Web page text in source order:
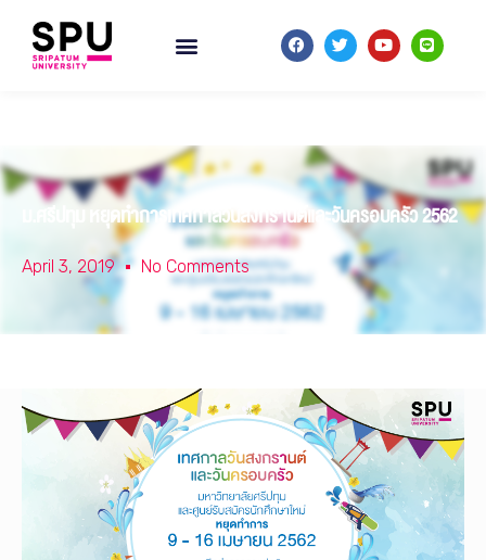
ม.ศรีปทุม หยุดทำการเทศกาลวันสงกรานต์และวันครอบครัว 2562
April 3, 2019 No Comments